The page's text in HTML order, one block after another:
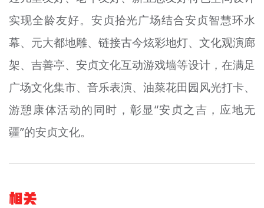
宣传思想文化人才
专题
资料库
+
实现全龄友好。安贞拾光广场结合安贞智慧环水
幕、元大都地雕、链接古今炫彩地灯、文化观演廊
架、吉善亭、安贞文化互动游戏墙等设计，在满足
广场文化集市、音乐表演、油菜花田园风光打卡、
游憩康体活动的同时，彰显“安贞之吉，应地无
疆”的安贞文化。
相关